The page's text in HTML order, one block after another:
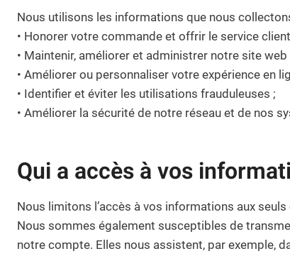
Nous utilisons les informations que nous
• Honorer votre commande et offrir le service
• Maintenir, améliorer et administrer notre site web
• Améliorer ou personnaliser votre expérience en
• Identifier et éviter les utilisations frauduleuses ;
• Améliorer la sécurité de notre réseau et de nos
Qui a accès à vos
Nous limitons l’accès à vos informations aux
Nous sommes également susceptibles de
notre compte. Elles nous assistent, par exemple,